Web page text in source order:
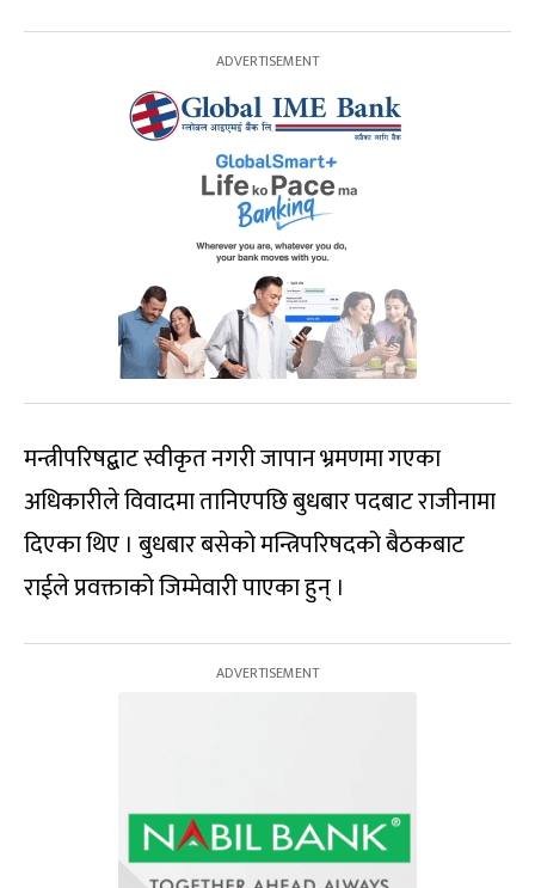
मन्त्रीपरिषद्बाट स्वीकृत नगरी जापान भ्रमणमा गएका
अधिकारीले विवादमा तानिएपछि बुधबार पदबाट राजीनामा
दिएका थिए । बुधबार बसेको मन्त्रिपरिषदको बैठकबाट
राईले प्रवक्ताको जिम्मेवारी पाएका हुन् ।